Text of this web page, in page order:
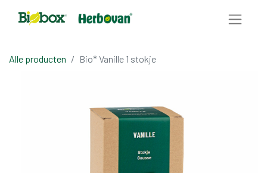
Alle producten Bio* Vanille 1 stokje